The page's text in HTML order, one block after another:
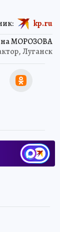
МОРОЗОВА
Луганск
kp.ru